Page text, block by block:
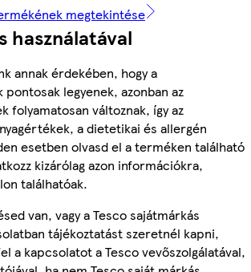
megtekintése
használatával
annak érdekében, hogy a
legyenek, azonban az
folyamatosan változnak, így az
a dietetikai és allergén
esetben olvasd el a terméken található
kizárólag azon információkra,
találhatóak.
van, vagy a Tesco sajátmárkás
tájékoztatást szeretnél kapni,
a kapcsolatot a Tesco vevőszolgálatával,